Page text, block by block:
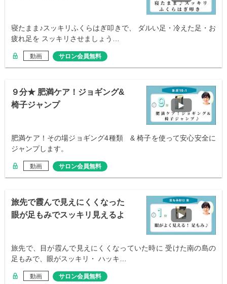
寝たまま♪スッキリふくらはぎ叩きで、 ダルい足・冷えた足・お
疲れ足を スッキリさせましょう…
動画 サロン会員無料
９分★ 肥満ケア！ジョギング&
椅子ジャンプ
肥満ケア！その場ジョギング4種類 & 椅子を使って安心安全に
ジャンプします。
動画 サロン会員無料
旅先で霞んで見えにくくなった
眼が足もみでスッキリ見えるよ
旅先で、目が霞んで見えにくくなっていた時に 受けた南の島の
足もみで、眼がスッキリ・ ハッキ…
動画 サロン会員無料